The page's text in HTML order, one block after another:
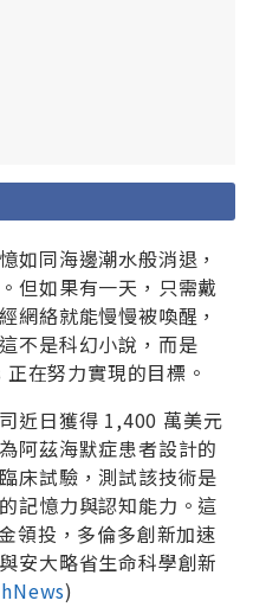
如同海邊潮水般消退，
但如果有一天，只需戴
網絡就能慢慢被喚醒，
不是科幻小說，而是
在努力實現的目標。
近日獲得 1,400 萬美元
阿茲海默症患者設計的
床試驗，測試該技術是
記憶力與認知能力。這
投，多倫多創新加速
安大略省生命科學創新
)